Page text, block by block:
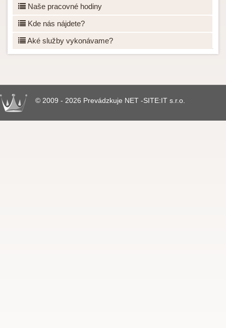
Naše pracovné hodiny
Kde nás nájdete?
Aké služby vykonávame?
© 2009 - 2026 Prevádzkuje NET -SITE:IT s.r.o.